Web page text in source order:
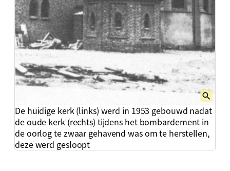
De huidige kerk (links) werd in 1953 gebouwd nadat
de oude kerk (rechts) tijdens het bombardement in
de oorlog te zwaar gehavend was om te herstellen,
deze werd gesloopt